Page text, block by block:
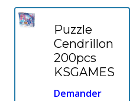
Puzzle
Cendrillon
200pcs
KSGAMES
Demander